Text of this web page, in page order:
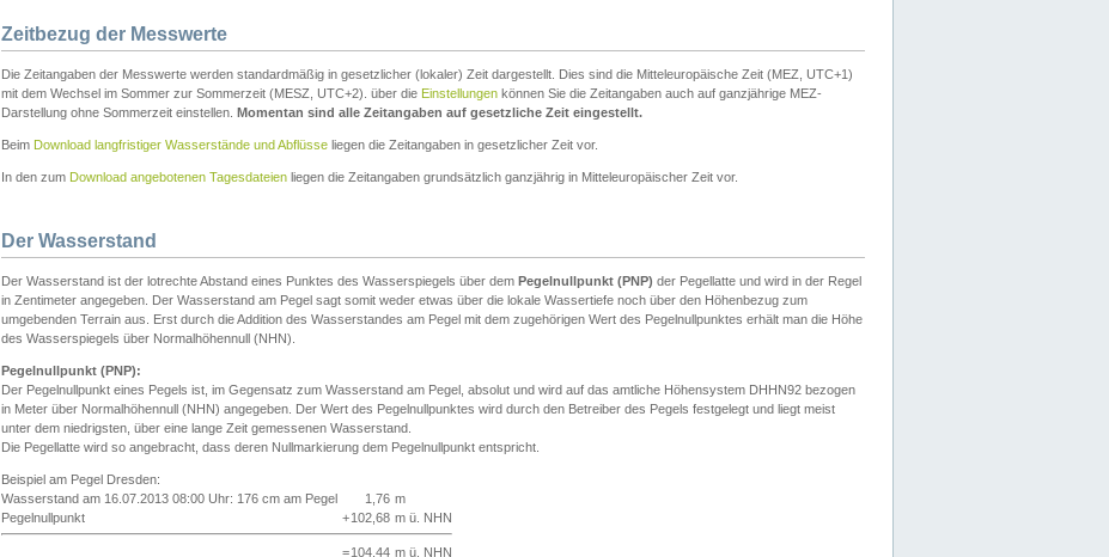
Zeitbezug der Messwerte
Die Zeitangaben der Messwerte werden standardmäßig in gesetzlicher (lokaler) Zeit dargestellt. Dies sind die Mitteleuropäische Zeit (MEZ, UTC+1)
mit dem Wechsel im Sommer zur Sommerzeit (MESZ, UTC+2). über die Einstellungen können Sie die Zeitangaben auch auf ganzjährige MEZ-
Darstellung ohne Sommerzeit einstellen. Momentan sind alle Zeitangaben auf gesetzliche Zeit eingestellt.
Beim Download langfristiger Wasserstände und Abflüsse liegen die Zeitangaben in gesetzlicher Zeit vor.
In den zum Download angebotenen Tagesdateien liegen die Zeitangaben grundsätzlich ganzjährig in Mitteleuropäischer Zeit vor.
Der Wasserstand
Der Wasserstand ist der lotrechte Abstand eines Punktes des Wasserspiegels über dem Pegelnullpunkt (PNP) der Pegellatte und wird in der Regel
in Zentimeter angegeben. Der Wasserstand am Pegel sagt somit weder etwas über die lokale Wassertiefe noch über den Höhenbezug zum
umgebenden Terrain aus. Erst durch die Addition des Wasserstandes am Pegel mit dem zugehörigen Wert des Pegelnullpunktes erhält man die Höhe
des Wasserspiegels über Normalhöhennull (NHN).
Pegelnullpunkt (PNP):
Der Pegelnullpunkt eines Pegels ist, im Gegensatz zum Wasserstand am Pegel, absolut und wird auf das amtliche Höhensystem DHHN92 bezogen
in Meter über Normalhöhennull (NHN) angegeben. Der Wert des Pegelnullpunktes wird durch den Betreiber des Pegels festgelegt und liegt meist
unter dem niedrigsten, über eine lange Zeit gemessenen Wasserstand.
Die Pegellatte wird so angebracht, dass deren Nullmarkierung dem Pegelnullpunkt entspricht.
Beispiel am Pegel Dresden:
Wasserstand am 16.07.2013 08:00 Uhr: 176 cm am Pegel
1,76 m
Pegelnullpunkt
+102,68 m ü. NHN
=104,44 m ü. NHN